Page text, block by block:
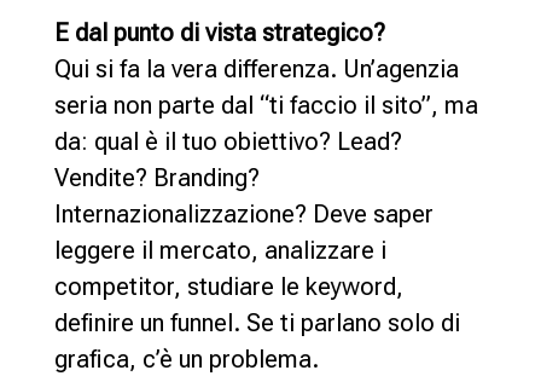
E dal punto di vista strategico?
Qui si fa la vera differenza. Un’agenzia
seria non parte dal “ti faccio il sito”, ma
da: qual è il tuo obiettivo? Lead?
Vendite? Branding?
Internazionalizzazione? Deve saper
leggere il mercato, analizzare i
competitor, studiare le keyword,
definire un funnel. Se ti parlano solo di
grafica, c’è un problema.